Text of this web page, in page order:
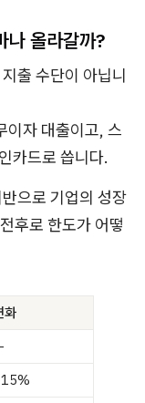
나 올라갈까?
출 수단이 아닙니
이자 대출이고, 스
카드로 씁니다.
으로 기업의 성장
후로 한도가 어떻
화